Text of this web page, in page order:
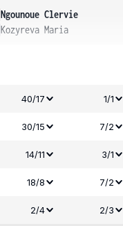
Ngounoue Clervie
Kozyreva Maria
40/17 1/1
30/15 7/2
14/11 3/1
18/8 7/2
2/4 2/3